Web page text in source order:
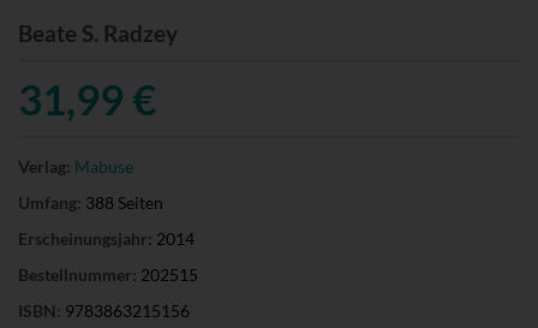
Beate S. Radzey
31,99 €
Verlag: Mabuse
Umfang: 388 Seiten
Erscheinungsjahr: 2014
Bestellnummer: 202515
ISBN: 9783863215156